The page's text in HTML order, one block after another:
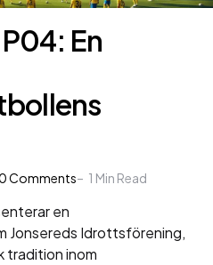
En
Comments 1 Min Read
en
Jonsereds Idrottsförening,
tradition inom